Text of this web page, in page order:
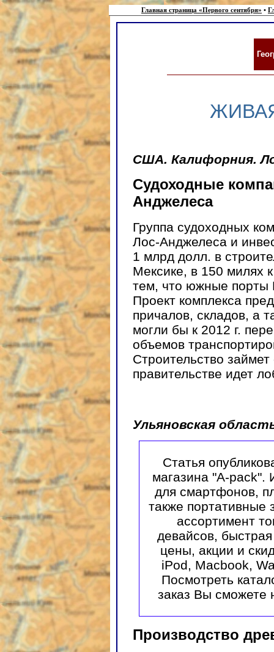
Главная страница «Первого сентября» •
США. Калифорния.
Судоходные
Анджелеса
Группа судоходных
Лос-Анджелеса и
1 млрд долл. в
Мексике, в 150 милях
тем, что южные порты
Проект комплекса
причалов, складов, а
могли бы к 2012 г.
объемов
Строительство
правительстве идет
Ульяновская
Статья
магазина "A-pack".
для смартфонов,
также портативные
ассортимент
девайсов,
цены, акции и
iPod, Macbook,
Посмотреть
заказ Вы сможете
Производство